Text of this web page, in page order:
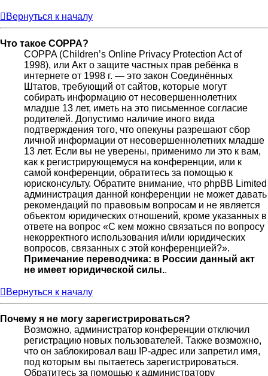
Вернуться к началу
Что такое COPPA?
COPPA (Children’s Online Privacy Protection Act of
1998), или Акт о защите частных прав ребёнка в
интернете от 1998 г. — это закон Соединённых
Штатов, требующий от сайтов, которые могут
собирать информацию от несовершеннолетних
младше 13 лет, иметь на это письменное согласие
родителей. Допустимо наличие иного вида
подтверждения того, что опекуны разрешают сбор
личной информации от несовершеннолетних младше
13 лет. Если вы не уверены, применимо ли это к вам,
как к регистрирующемуся на конференции, или к
самой конференции, обратитесь за помощью к
юрисконсульту. Обратите внимание, что phpBB Limited
администрация данной конференции не может давать
рекомендаций по правовым вопросам и не является
объектом юридических отношений, кроме указанных в
ответе на вопрос «С кем можно связаться по вопросу
некорректного использования и/или юридических
вопросов, связанных с этой конференцией?».
Примечание переводчика: в России данный акт
не имеет юридической силы..
Вернуться к началу
Почему я не могу зарегистрироваться?
Возможно, администратор конференции отключил
регистрацию новых пользователей. Также возможно,
что он заблокировал ваш IP-адрес или запретил имя,
под которым вы пытаетесь зарегистрироваться.
Обратитесь за помощью к администратору